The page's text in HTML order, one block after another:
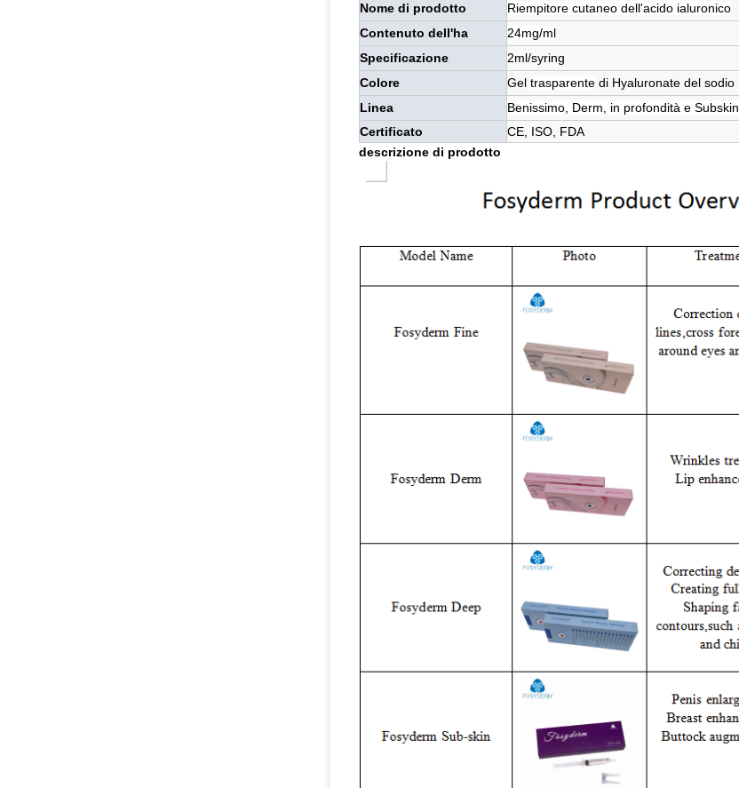
Nome di prodotto
Riempitore cutaneo dell'acido ialuronico
Contenuto dell'ha
24mg/ml
Specificazione
2ml/syring
Colore
Gel trasparente di Hyaluronate del sodio
Linea
Benissimo, Derm, in profondità e Subskin
Certificato
CE, ISO, FDA
descrizione di prodotto